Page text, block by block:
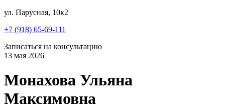
ул. Парусная, 10к2
+7 (918) 65-69-111
Записаться на консультацию
13 мая 2026
Монахова Ульяна
Максимовна